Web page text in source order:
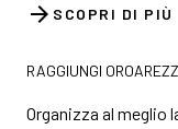
SCOPRI DI PIÙ
arrow_forward
RAGGIUNGI
Organizza al meglio